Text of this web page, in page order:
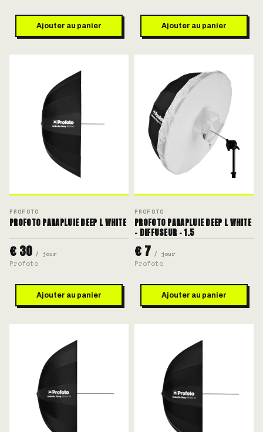
Ajouter au panier Ajouter au panier
PROFOTO
PROFOTO PARAPLUIE DEEP L WHITE
€ 30 / jour
Profoto
Ajouter au panier
PROFOTO
PROFOTO PARAPLUIE DEEP L WHITE
- DIFFUSEUR - 1.5
€ 7 / jour
Profoto
Ajouter au panier